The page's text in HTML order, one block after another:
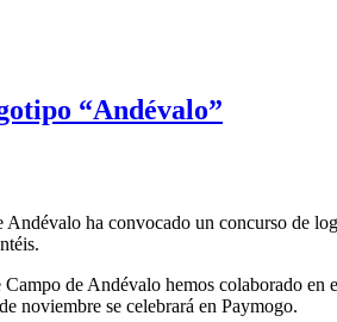
“Andévalo”
ha convocado un concurso de
de Andévalo hemos colaborado
noviembre se celebrará en Paymogo.